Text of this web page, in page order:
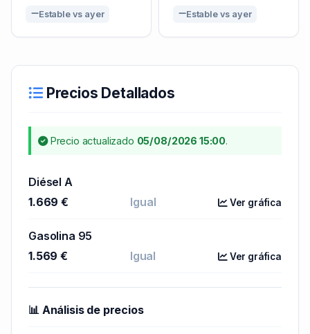
Estable vs ayer Estable vs ayer
Precios Detallados
Precio actualizado 05/08/2026 15:00.
Diésel A
1.669 €
Igual Ver gráfica
Gasolina 95
1.569 €
Igual Ver gráfica
📊 Análisis de precios